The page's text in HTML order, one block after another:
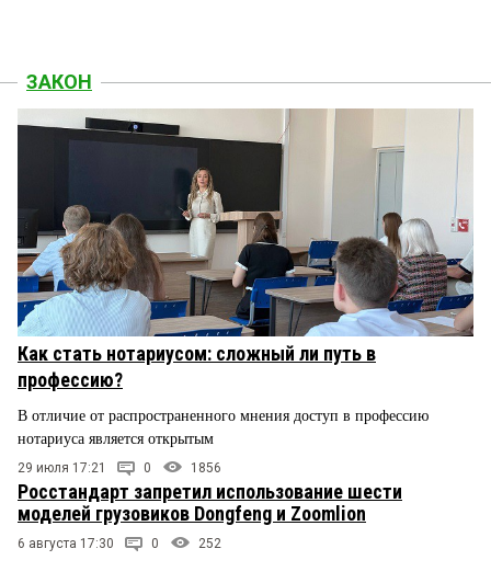
ЗАКОН
Как стать нотариусом: сложный ли путь в
профессию?
В отличие от распространенного мнения доступ в профессию
нотариуса является открытым
29 июля 17:21 0 1856
Росстандарт запретил использование шести
моделей грузовиков Dongfeng и Zoomlion
6 августа 17:30 0 252